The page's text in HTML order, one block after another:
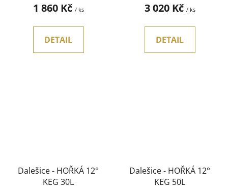
1 860 Kč / ks
DETAIL
3 020 Kč / ks
DETAIL
Dalešice - HOŘKÁ 12°
KEG 30L
Dalešice - HOŘKÁ 12°
KEG 50L